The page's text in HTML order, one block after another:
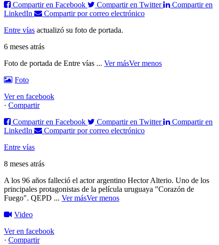
Compartir en Facebook
Compartir en Twitter
Compartir en
LinkedIn
Compartir por correo electrónico
Entre vías actualizó su foto de portada.
6 meses atrás
Foto de portada de Entre vías ... Ver másVer menos
Foto
Ver en facebook
· Compartir
Compartir en Facebook
Compartir en Twitter
Compartir en
LinkedIn
Compartir por correo electrónico
Entre vías
8 meses atrás
A los 96 años falleció el actor argentino Hector Alterio. Uno de los
principales protagonistas de la película uruguaya "Corazón de
Fuego". QEPD ... Ver másVer menos
Video
Ver en facebook
· Compartir